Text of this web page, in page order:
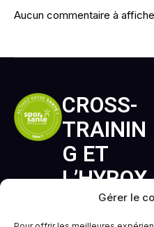
Gérer le
Aucun commentaire à
CROSS-
TRAININ
G ET
L’HYROX